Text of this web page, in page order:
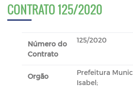
CONTRATO 125/2020
Número do
Contrato
125/2020
Orgão
Prefeitura
Isabel;